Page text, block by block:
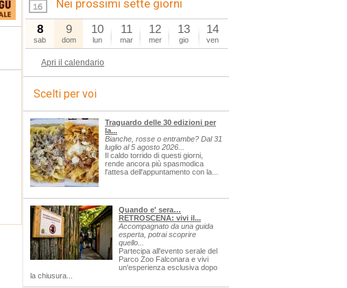
Nei prossimi sette giorni
8
sab
9
dom
10
lun
11
mar
12
mer
13
gio
14
ven
Apri il calendario
Scelti per voi
Traguardo delle 30 edizioni per
la...
Bianche, rosse o entrambe? Dal 31
luglio al 5 agosto 2026...
Il caldo torrido di questi giorni,
rende ancora più spasmodica
l'attesa dell'appuntamento con la...
Quando e' sera…
RETROSCENA: vivi il...
Accompagnato da una guida
esperta, potrai scoprire
quello...
Partecipa all'evento serale del
Parco Zoo Falconara e vivi
un'esperienza esclusiva dopo
la chiusura...